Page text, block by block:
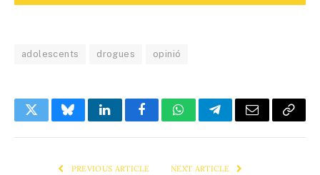
adolescents drogues opinió
TwitterBlueskyLinkedInFacebookWhatsAppTelegramEmail Copy
PREVIOUS ARTICLE NEXT ARTICLE